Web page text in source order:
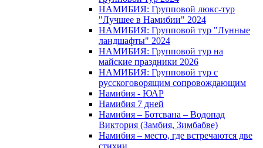
НАМИБИЯ: Групповой люкс-тур
"Лучшее в Намибии" 2024
НАМИБИЯ: Групповой тур "Лунные
ландшафты" 2024
НАМИБИЯ: Групповой тур на
майские праздники 2026
НАМИБИЯ: Групповой тур с
русскоговорящим сопровождающим
Намибия - ЮАР
Намибия 7 дней
Намибия – Ботсвана – Водопад
Виктория (Замбия, Зимбабве)
Намибия – место, где встречаются две
стихии